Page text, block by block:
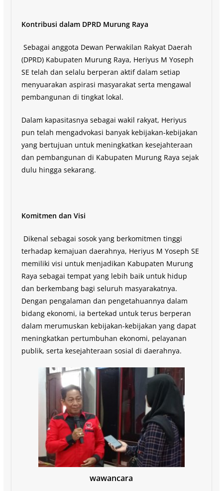
Kontribusi dalam DPRD Murung Raya
Sebagai anggota Dewan Perwakilan Rakyat Daerah
(DPRD) Kabupaten Murung Raya, Heriyus M Yoseph
SE telah dan selalu berperan aktif dalam setiap
menyuarakan aspirasi masyarakat serta mengawal
pembangunan di tingkat lokal.
Dalam kapasitasnya sebagai wakil rakyat, Heriyus
pun telah mengadvokasi banyak kebijakan-kebijakan
yang bertujuan untuk meningkatkan kesejahteraan
dan pembangunan di Kabupaten Murung Raya sejak
dulu hingga sekarang.
Komitmen dan Visi
Dikenal sebagai sosok yang berkomitmen tinggi
terhadap kemajuan daerahnya, Heriyus M Yoseph SE
memiliki visi untuk menjadikan Kabupaten Murung
Raya sebagai tempat yang lebih baik untuk hidup
dan berkembang bagi seluruh masyarakatnya.
Dengan pengalaman dan pengetahuannya dalam
bidang ekonomi, ia bertekad untuk terus berperan
dalam merumuskan kebijakan-kebijakan yang dapat
meningkatkan pertumbuhan ekonomi, pelayanan
publik, serta kesejahteraan sosial di daerahnya.
wawancara